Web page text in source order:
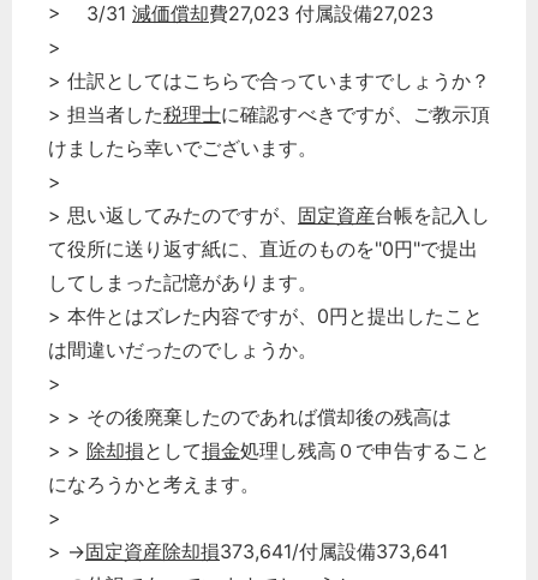
> 3/31 減価償却費27,023 付属設備27,023
>
> 仕訳としてはこちらで合っていますでしょうか？
> 担当者した税理士に確認すべきですが、ご教示頂
けましたら幸いでございます。
>
> 思い返してみたのですが、 固定資産台帳を記入し
て役所に送り返す紙に、直近のものを"0円"で提出
してしまった記憶があります。
> 本件とはズレた内容ですが、0円と提出したこと
は間違いだったのでしょうか。
>
> > その後廃棄したのであれば償却後の残高は
> > 除却損として損金処理し残高０で申告すること
になろうかと考えます。
>
> →固定資産除却損373,641/付属設備373,641